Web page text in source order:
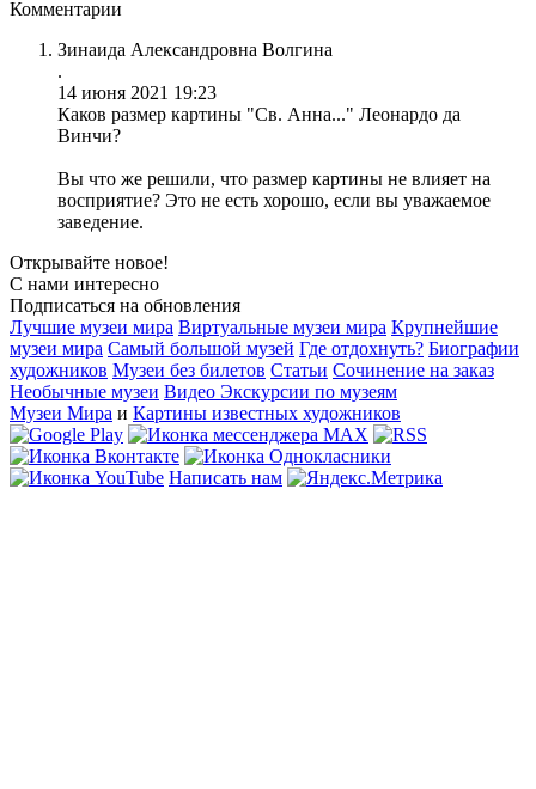
Комментарии
Зинаида Александровна Волгина
.
14 июня 2021 19:23
Каков размер картины "Св. Анна..." Леонардо да
Винчи?
Вы что же решили, что размер картины не влияет на
восприятие? Это не есть хорошо, если вы уважаемое
заведение.
Открывайте новое!
С нами интересно
Подписаться на обновления
Лучшие музеи мира Виртуальные музеи мира Крупнейшие
музеи мира Самый большой музей Где отдохнуть? Биографии
художников Музеи без билетов Статьи Сочинение на заказ
Необычные музеи Видео Экскурсии по музеям
Музеи Мира и Картины известных художников
Написать нам